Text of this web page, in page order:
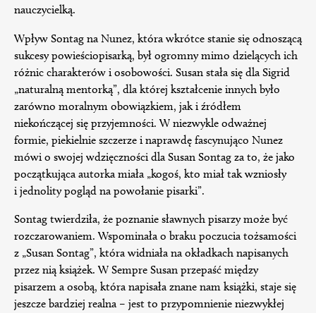
nauczycielką.
Wpływ Sontag na Nunez, która wkrótce stanie się odnoszącą
sukcesy powieściopisarką, był ogromny mimo dzielących ich
różnic charakterów i osobowości. Susan stała się dla Sigrid
„naturalną mentorką”, dla której kształcenie innych było
zarówno moralnym obowiązkiem, jak i źródłem
niekończącej się przyjemności. W niezwykle odważnej
formie, piekielnie szczerze i naprawdę fascynująco Nunez
mówi o swojej wdzięczności dla Susan Sontag za to, że jako
początkująca autorka miała „kogoś, kto miał tak wzniosły
i jednolity pogląd na powołanie pisarki”.
Sontag twierdziła, że poznanie sławnych pisarzy może być
rozczarowaniem. Wspominała o braku poczucia tożsamości
z „Susan Sontag”, która widniała na okładkach napisanych
przez nią książek. W Sempre Susan przepaść między
pisarzem a osobą, która napisała znane nam książki, staje się
jeszcze bardziej realna – jest to przypomnienie niezwykłej